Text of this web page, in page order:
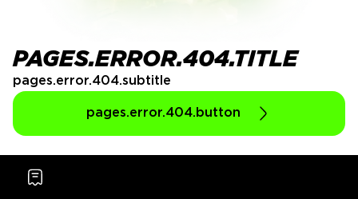
PAGES.ERROR.404.TITLE
pages.error.404.subtitle
pages.error.404.button